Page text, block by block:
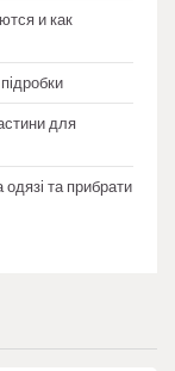
и как
для
та прибрати